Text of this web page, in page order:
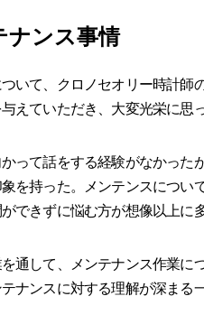
ナンス事情
いて、クロノセオリー時計師
えていただき、大変光栄に思
って話をする経験がなかった
を持った。メンテンスについ
できずに悩む方が想像以上に
通して、メンテナンス作業に
ナンスに対する理解が深まる